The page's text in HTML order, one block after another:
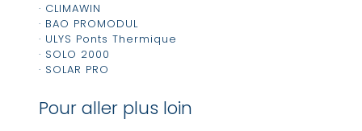
· CLIMAWIN
· BAO PROMODUL
· ULYS Ponts Thermique
· SOLO 2000
· SOLAR PRO
Pour aller plus loin